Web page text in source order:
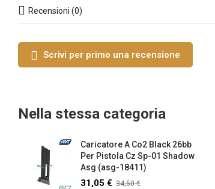
Recensioni (0)
Scrivi per primo una recensione
Nella stessa categoria
Caricatore A Co2 Black 26bb
Per Pistola Cz Sp-01 Shadow
Asg (asg-18411)
31,05 € 34,50 €